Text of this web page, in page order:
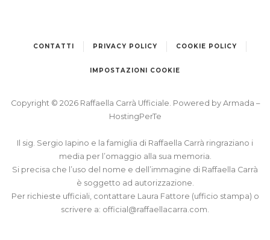
CONTATTI PRIVACY POLICY COOKIE POLICY
IMPOSTAZIONI COOKIE
Copyright © 2026 Raffaella Carrà Ufficiale. Powered by Armada –
HostingPerTe
Il sig. Sergio Iapino e la famiglia di Raffaella Carrà ringraziano i
media per l’omaggio alla sua memoria.
Si precisa che l’uso del nome e dell’immagine di Raffaella Carrà
è soggetto ad autorizzazione.
Per richieste ufficiali, contattare Laura Fattore (ufficio stampa) o
scrivere a: official@raffaellacarra.com